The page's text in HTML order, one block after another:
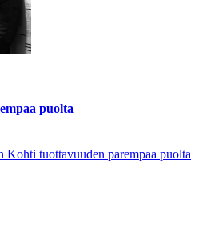
puolta
Kohti tuottavuuden parempaa puolta